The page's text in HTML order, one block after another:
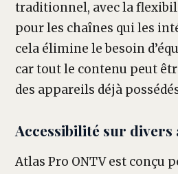
traditionnel, avec la
pour les chaînes qui les
cela élimine le besoin
car tout le contenu peut
des appareils déjà
Accessibilité sur divers
Atlas Pro ONTV est conçu